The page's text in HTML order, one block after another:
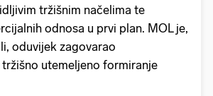
tržišnim načelima te
odnosa u prvi plan. MOL je,
oduvijek zagovarao
utemeljeno formiranje